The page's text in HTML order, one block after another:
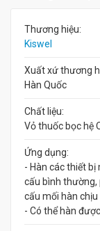
Thương hiệu:
Kiswel
Xuất xứ thương
Hàn Quốc
Chất liệu:
Vỏ thuốc bọc hệ
Ứng dụng:
- Hàn các thiết
cấu bình thường,
cấu mối hàn chịu
- Có thể hàn